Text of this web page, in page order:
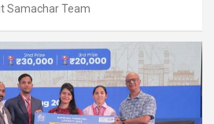
Samachar Team